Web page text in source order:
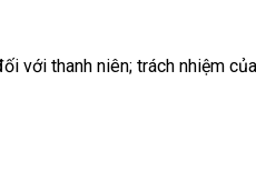
với thanh niên; trách nhiệm